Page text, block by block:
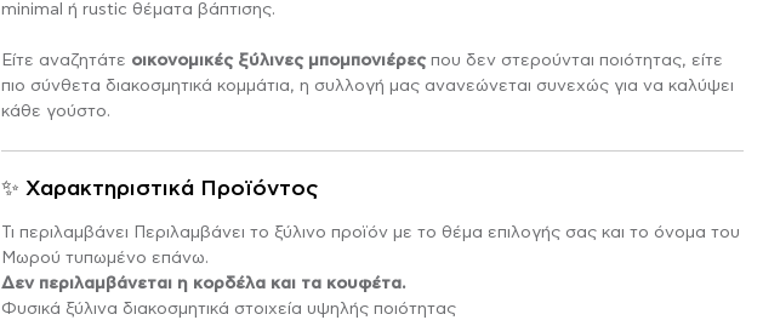
minimal ή rustic θέματα βάπτισης.
Είτε αναζητάτε οικονομικές ξύλινες μπομπονιέρες που δεν στερούνται ποιότητας, είτε
πιο σύνθετα διακοσμητικά κομμάτια, η συλλογή μας ανανεώνεται συνεχώς για να καλύψει
κάθε γούστο.
✨ Χαρακτηριστικά Προϊόντος
Τι περιλαμβάνει Περιλαμβάνει το ξύλινο προϊόν με το θέμα επιλογής σας και το όνομα του
Μωρού τυπωμένο επάνω.
Δεν περιλαμβάνεται η κορδέλα και τα κουφέτα.
Φυσικά ξύλινα διακοσμητικά στοιχεία υψηλής ποιότητας